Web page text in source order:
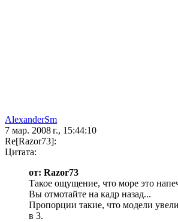
AlexanderSm
7 мар. 2008 г., 15:44:10
Re[Razor73]:
Цитата:
от: Razor73
Такое ощущение, что море это
Вы отмотайте на кадр назад...
Пропорции такие, что модели
в 3.